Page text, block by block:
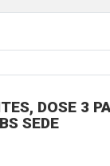
DOSE 3
SEDE